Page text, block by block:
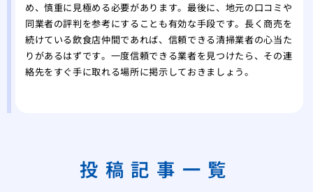
め、慎重に見極める必要があります。最後に、地元の口コミや
同業者の評判を参考にすることも有効な手段です。長く商売を
続けている飲食店仲間であれば、信頼できる清掃業者の心当た
りがあるはずです。一度信頼できる業者を見つけたら、その連
絡先をすぐ手に取れる場所に掲示しておきましょう。
投稿記事一覧